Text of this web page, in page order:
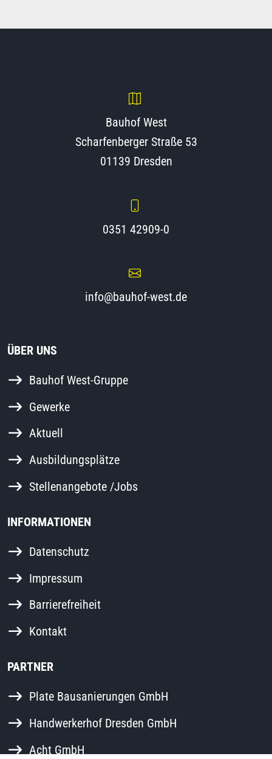
Bauhof West
Scharfenberger Straße 53
01139 Dresden
0351 42909-0
info@bauhof-west.de
ÜBER UNS
Bauhof West-Gruppe
Gewerke
Aktuell
Ausbildungsplätze
Stellenangebote /Jobs
INFORMATIONEN
Datenschutz
Impressum
Barrierefreiheit
Kontakt
PARTNER
Plate Bausanierungen GmbH
Handwerkerhof Dresden GmbH
Acht GmbH